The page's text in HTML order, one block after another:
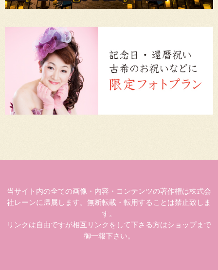
当サイト内の全ての画像・内容・コンテンツの著作権は株式会
社レーンに帰属します。無断転載・転用することは禁止致しま
す。
リンクは自由ですが相互リンクをして下さる方はショップまで
御一報下さい。